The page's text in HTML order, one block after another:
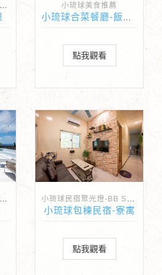
小琉球美食推薦
點我觀看
小琉球民宿聚光燈-BB Spotlight 小琉球民宿聚光燈-BB Spotlight
小琉球包棟民宿-寮寓
點我觀看